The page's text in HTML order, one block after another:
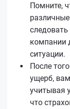
Помните,
компании
ситуации.
После
ущерб,
учитывая
что